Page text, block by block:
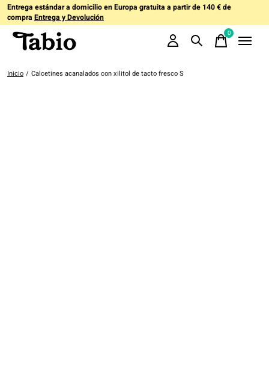
Entrega estándar a domicilio en Europa gratuita a partir de 140 € de
compra Entrega y Devolución
0items
Inicio / Calcetines acanalados con xilitol de tacto fresco S